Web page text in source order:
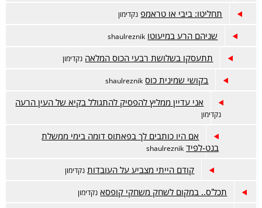
תחליטו: ביבי או טראמפ נקדימון
שניהם הרע במיעוטו shaulreznik
תתעסקו בשלושת רבעי הכוס המלאה נקדימון
בקושי שמינית כוס shaulreznik
אני עדיין ממליץ להפסיק להתגולל בקיא של העין הרעה
נקדימון
אם היו כותבים לך בפאתוס דומה בימי ממשלת
בנט-לפיד shaulreznik
קודם הייתי מצביע על העובדות נקדימון
תכל'ס.. במקום לשחק משחקי קופסא נקדימון